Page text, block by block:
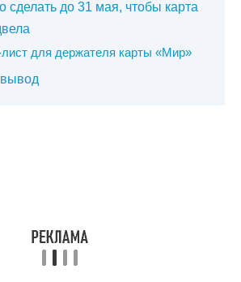
сделать до 31 мая, чтобы карта
лист для держателя карты «Мир»